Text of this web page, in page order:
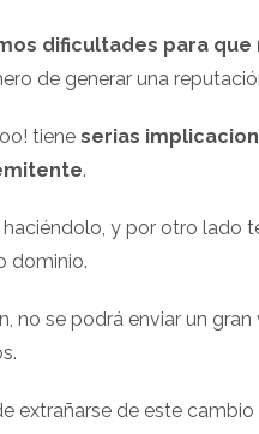
dificultades para que
de generar una
tiene serias
.
y por otro lado
dominio.
no se podrá enviar un
extrañarse de este